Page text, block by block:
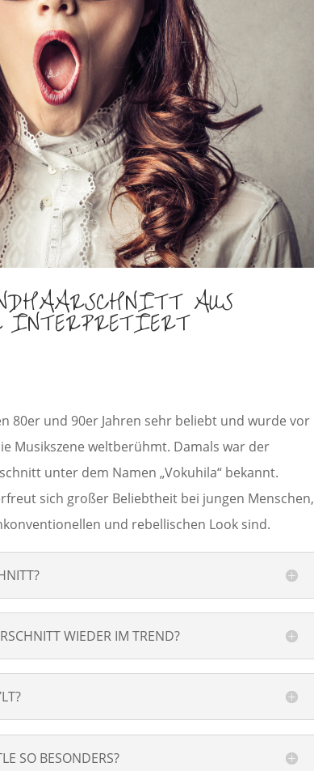
AUS
INTERPRETIERT
80er und 90er Jahren sehr beliebt und wurde vor
Musikszene weltberühmt. Damals war der
unter dem Namen „Vokuhila“ bekannt.
sich großer Beliebtheit bei jungen Menschen,
und rebellischen Look sind.
WIEDER IM TREND?
SO BESONDERS?